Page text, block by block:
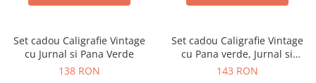
Set cadou Caligrafie Vintage
cu Jurnal si Pana Verde
138 RON
Set cadou Caligrafie Vintage
cu Pana verde, Jurnal si
Suport pentru stilou, 9 piese
143 RON